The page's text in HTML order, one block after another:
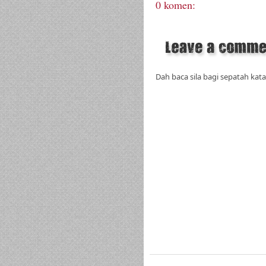
0 komen:
Dah baca sila bagi sepatah